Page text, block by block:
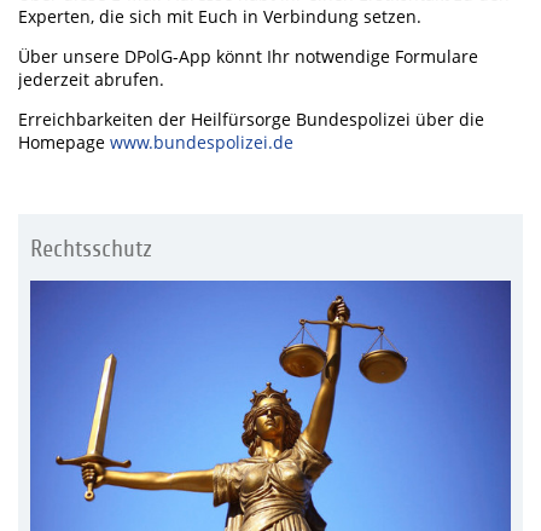
Experten, die sich mit Euch in Verbindung setzen.
Über unsere DPolG-App könnt Ihr notwendige Formulare
jederzeit abrufen.
Erreichbarkeiten der Heilfürsorge Bundespolizei über die
Homepage www.bundespolizei.de
Rechtsschutz